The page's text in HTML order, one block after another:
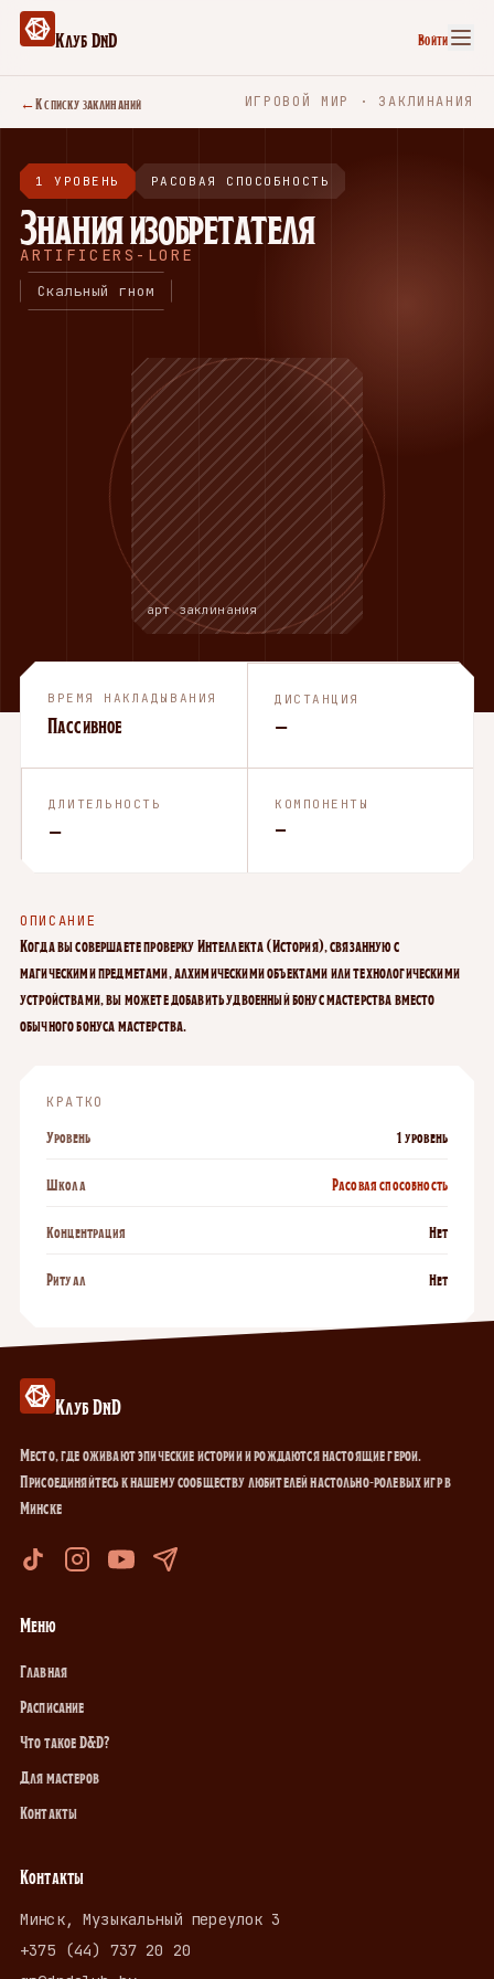
Клуб DnD Войти
←К списку заклинаний ИГРОВОЙ МИР · ЗАКЛИНАНИЯ
1 УРОВЕНЬ РАСОВАЯ СПОСОБНОСТЬ
Знания изобретателя
ARTIFICERS-LORE
Скальный гном
арт заклинания
ВРЕМЯ НАКЛАДЫВАНИЯ
Пассивное
ДИСТАНЦИЯ
—
ДЛИТЕЛЬНОСТЬ
—
КОМПОНЕНТЫ
—
ОПИСАНИЕ
Когда вы совершаете проверку Интеллекта (История), связанную с
магическими предметами, алхимическими объектами или технологическими
устройствами, вы можете добавить удвоенный бонус мастерства вместо
обычного бонуса мастерства.
КРАТКО
Уровень 1 уровень
Школа Расовая способность
Концентрация Нет
Ритуал Нет
Клуб DnD
Место, где оживают эпические истории и рождаются настоящие герои.
Присоединяйтесь к нашему сообществу любителей настольно-ролевых игр в
Минске
Меню
Главная
Расписание
Что такое D&D?
Для мастеров
Контакты
Контакты
Минск, Музыкальный переулок 3
+375 (44) 737 20 20